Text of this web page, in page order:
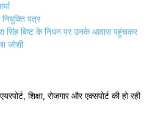
पत्र
सिंह बिष्ट के निधन पर उनके आवास पहुंचकर
जोशी
शिक्षा, रोजगार और एक्सपोर्ट की हो रही